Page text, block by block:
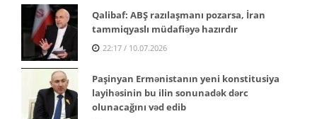
Qalibaf: ABŞ razılaşmanı pozarsa, İran
tammiqyaslı müdafiəyə hazırdır
22:17 / 10.07.2026
Paşinyan Ermənistanın yeni konstitusiya
layihəsinin bu ilin sonunadək dərc
olunacağını vəd edib